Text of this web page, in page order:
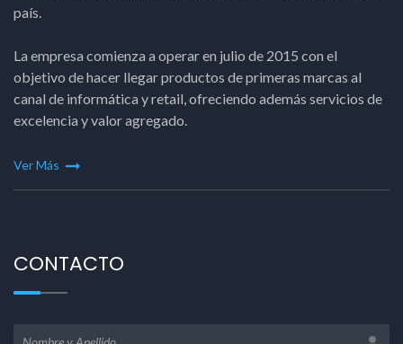
país.
La empresa comienza a operar en julio de 2015 con el
objetivo de hacer llegar productos de primeras marcas al
canal de informática y retail, ofreciendo además servicios de
excelencia y valor agregado.
Ver Más
CONTACTO